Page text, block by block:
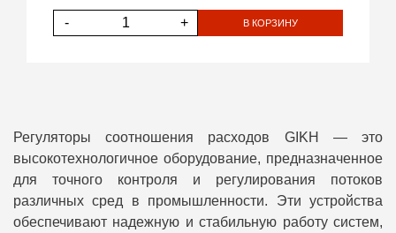
- + В КОРЗИНУ
Регуляторы соотношения расходов GIKH — это
высокотехнологичное оборудование, предназначенное
для точного контроля и регулирования потоков
различных сред в промышленности. Эти устройства
обеспечивают надежную и стабильную работу систем,